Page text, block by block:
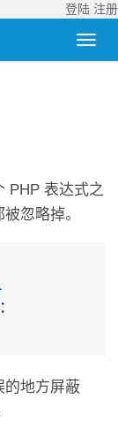
登陆 注册
PHP 表达式之
忽略掉。
的地方屏蔽